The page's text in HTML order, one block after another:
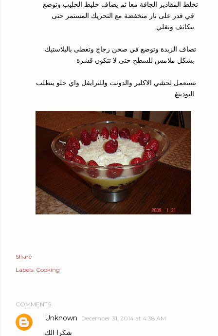
تخلط المقادير الجافة معا ثم يضاف خليط الحليب وتوضع
في قدر على نار منخفضة مع التحريك المستمر حتى
تتكاثف وتغلي.
تضاف الزبدة وتوضع في صحن زجاج وتغطى بالبلاستيك
بشكل ملامس للسطح حتى لا تتكون قشرة
تستعمل لحشي الاكلير والدونت وللترايفل واي حلو يتطلب
البودينغ
Share
Labels: Cooking
COMMENTS
Unknown December 31, 2014 at 4:38 AM
شكرا الك